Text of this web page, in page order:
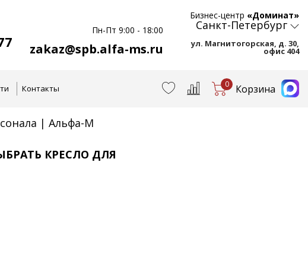
Пн-Пт 9:00 - 18:00
zakaz@spb.alfa-ms.ru
Бизнес-центр «Доминат»
Санкт-Петербург
ул. Магнитогорская, д. 30,
офис 404
Контакты 0 Корзина
| Альфа-М
КРЕСЛО ДЛЯ